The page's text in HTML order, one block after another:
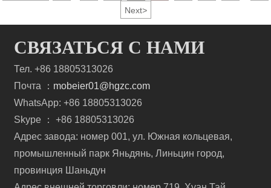
Next>
СВЯЗАТЬСЯ С НАМИ
Тел. +86 18805313026
Почта ： mobeier01@hgzc.com
WhatsApp: +86 18805313026
Skype ： +86 18805313026
Адрес завода: номер 001, ул. Южная кольцевая,
промышленный парк Яньдянь, Линьцин город,
провинция Шаньдун